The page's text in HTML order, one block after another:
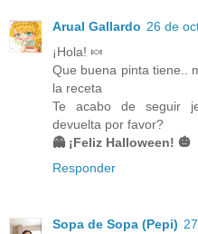
Arual Gallardo 26 de
¡Hola! 🍬
Que buena pinta tiene..
la receta
Te acabo de seguir
devuelta por favor?
👻 ¡Feliz Halloween! 🎃
Responder
Sopa de Sopa (Pepi)